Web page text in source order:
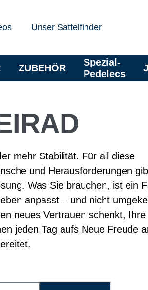
Unser Sattelfinder
ZUBEHÖR
Spezial-
Pedelecs
mehr Stabilität. Für all diese
und Herausforderungen
Was Sie brauchen, ist ein
anpasst – und nicht
neues Vertrauen schenkt, Ihre
jeden Tag aufs Neue Freude